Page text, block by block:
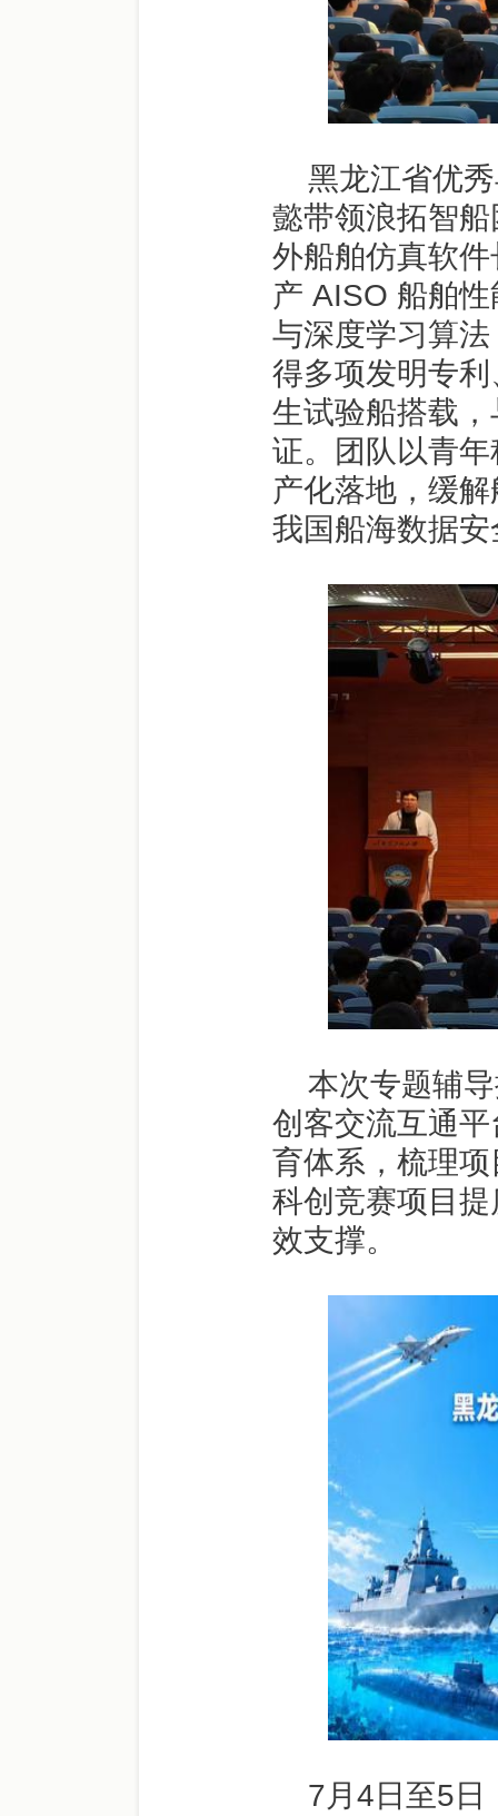
黑龙江省优
懿带领浪拓智
外船舶仿真软
产 AISO 船舶
与深度学习算
得多项发明专
生试验船搭载
证。团队以青年
产化落地，缓
我国船海数据安
本次专题辅
创客交流互通
育体系，梳理
科创竞赛项目
效支撑。
7月4日至5日